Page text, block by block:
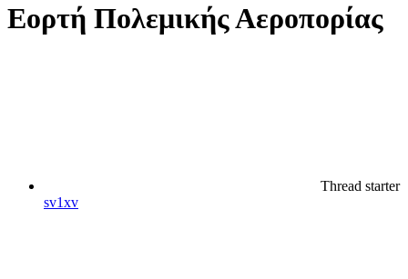
Εορτή Πολεμικής Αεροπορίας
Thread starter
sv1xv